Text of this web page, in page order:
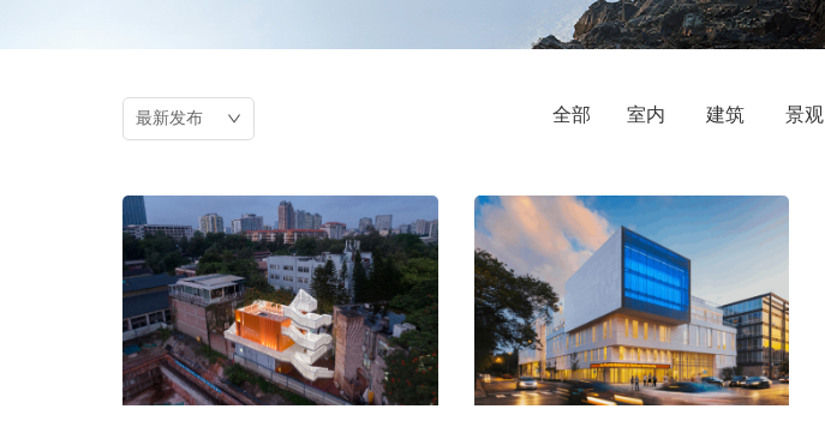
全部 室内 建筑 景观